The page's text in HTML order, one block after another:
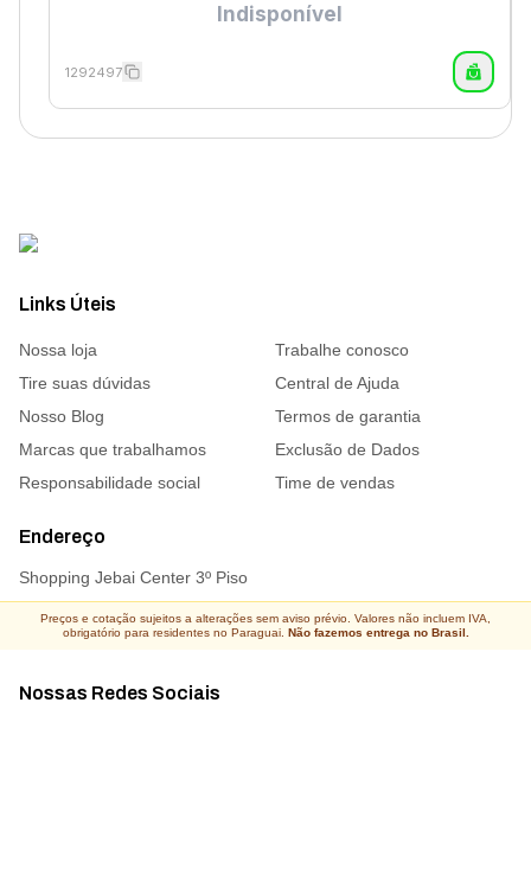
Indisponível
1292497
Links Úteis
Nossa loja
Trabalhe conosco
Tire suas dúvidas
Central de Ajuda
Nosso Blog
Termos de garantia
Marcas que trabalhamos
Exclusão de Dados
Responsabilidade social
Time de vendas
Endereço
Shopping Jebai Center 3º Piso
Nossas Redes Sociais
Preços e cotação sujeitos a alterações sem aviso prévio. Valores não incluem IVA,
obrigatório para residentes no Paraguai. Não fazemos entrega no Brasil.